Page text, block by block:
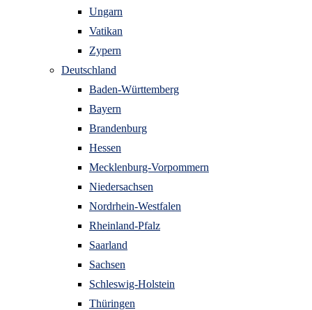
Ungarn
Vatikan
Zypern
Deutschland
Baden-Württemberg
Bayern
Brandenburg
Hessen
Mecklenburg-Vorpommern
Niedersachsen
Nordrhein-Westfalen
Rheinland-Pfalz
Saarland
Sachsen
Schleswig-Holstein
Thüringen